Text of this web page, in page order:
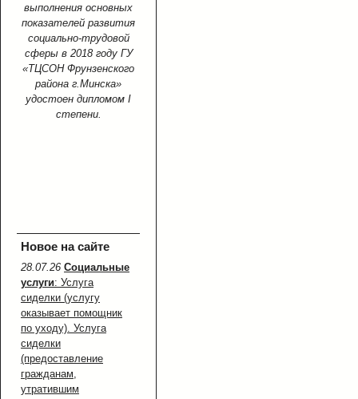
выполнения основных
показателей развития
социально-трудовой
сферы в 2018 году ГУ
«ТЦСОН Фрунзенского
района г.Минска»
удостоен дипломом I
степени.
Новое на сайте
28.07.26 Социальные
услуги: Услуга
сиделки (услугу
оказывает помощник
по уходу). Услуга
сиделки
(предоставление
гражданам,
утратившим